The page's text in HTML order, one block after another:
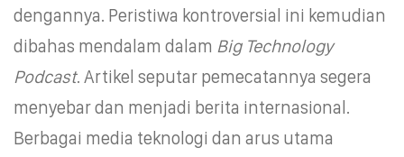
dengannya. Peristiwa kontroversial ini kemudian
dibahas mendalam dalam Big Technology
Podcast. Artikel seputar pemecatannya segera
menyebar dan menjadi berita internasional.
Berbagai media teknologi dan arus utama